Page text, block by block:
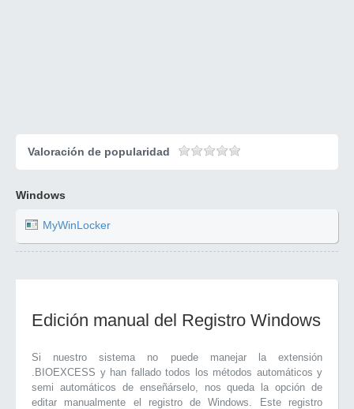
Valoración de popularidad
Windows
MyWinLocker
Edición manual del Registro Windows
Si nuestro sistema no puede manejar la extensión
.BIOEXCESS y han fallado todos los métodos automáticos y
semi automáticos de enseñárselo, nos queda la opción de
editar manualmente el registro de Windows. Este registro